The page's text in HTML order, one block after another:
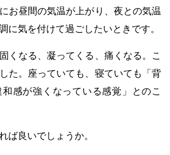
お昼間の気温が上がり、夜との気温
に気を付けて過ごしたいときです。
くなる、凝ってくる、痛くなる。こ
た。座っていても、寝ていても「背
感が強くなっている感覚」とのこ
ば良いでしょうか。